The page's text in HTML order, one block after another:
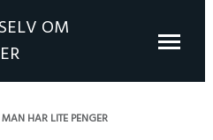
OM
HAR LITE PENGER